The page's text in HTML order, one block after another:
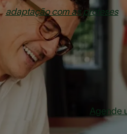
adaptação com as prótesese
“
dificuldade auditiva? Agende